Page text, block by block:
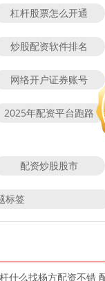
杠杆股票怎么开通
炒股配资软件排名
网络开户证券账号
2025年配资平台跑路
配资炒股股市
标签
什么找杨方配资不错